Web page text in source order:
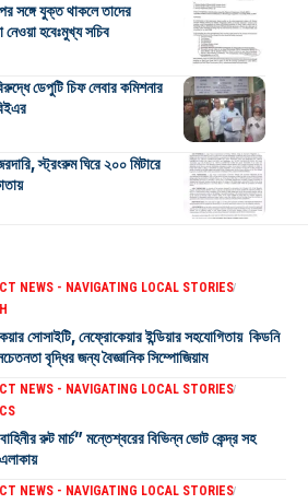
সঙ্গে যুক্ত থাকলে তাদের
হবেঃমুখ্য সচিব
ডেপুটি চিফ লেবার কমিশনার
স্ট্রংরুম ঘিরে ২০০ মিটারে
NEWS - NAVIGATING LOCAL STORIES
সোসাইটি, নেফ্রোকেয়ার ইন্ডিয়ার সহযোগিতায় কিডনি
বৃদ্ধির জন্য বৈজ্ঞানিক সিম্পোজিয়াম
NEWS - NAVIGATING LOCAL STORIES
বাহিনীর রুট মার্চ” মন্তেশ্বরের বিভিন্ন ভোট কেন্দ্র সহ
NEWS - NAVIGATING LOCAL STORIES